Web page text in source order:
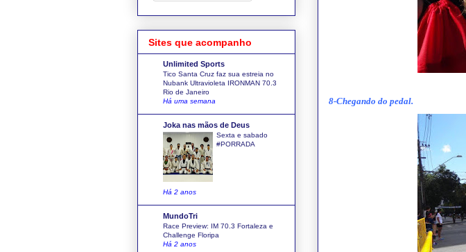
8-Chegando do pedal.
Sites que acompanho
Unlimited Sports
Tico Santa Cruz faz sua estreia no
Nubank Ultravioleta IRONMAN 70.3
Rio de Janeiro
Há uma semana
Joka nas mãos de Deus
Sexta e sabado
#PORRADA
Há 2 anos
MundoTri
Race Preview: IM 70.3 Fortaleza e
Challenge Floripa
Há 2 anos